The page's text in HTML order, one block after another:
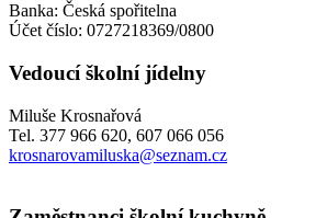
Banka: Česká spořitelna
Účet číslo: 0727218369/0800
Vedoucí školní jídelny
Miluše Krosnařová
Tel. 377 966 620, 607 066 056
krosnarovamiluska@seznam.cz